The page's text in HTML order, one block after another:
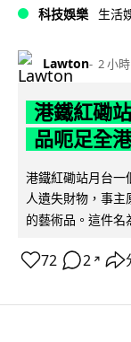
科技娛樂 生活
Lawton 2 小時
港鐵紅磡
品呃足全
港鐵紅磡站月台一
人遺失財物，事主
的藝術品。這件名
72 2 ↗